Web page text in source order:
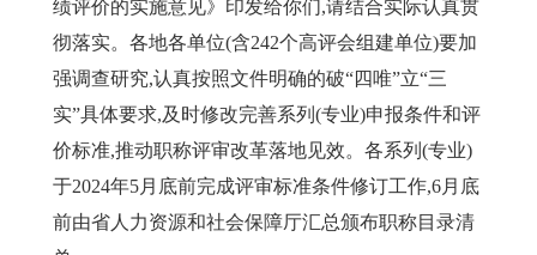
绩评价的实施意见》印发给你们,请结合实际认真贯
彻落实。各地各单位(含242个高评会组建单位)要加
强调查研究,认真按照文件明确的破“四唯”立“三
实”具体要求,及时修改完善系列(专业)申报条件和评
价标准,推动职称评审改革落地见效。各系列(专业)
于2024年5月底前完成评审标准条件修订工作,6月底
前由省人力资源和社会保障厅汇总颁布职称目录清